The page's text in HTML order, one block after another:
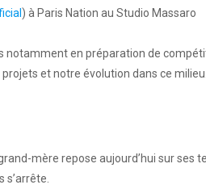
) à Paris Nation au Studio Massaro
notamment en préparation de
et notre évolution dans ce
mère repose aujourd’hui sur ses